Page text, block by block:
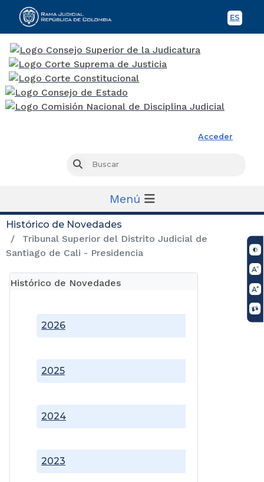
ES
Acceder
Buscar
Menú
Histórico de Novedades
Tribunal Superior del Distrito Judicial de
Santiago de Cali - Presidencia
Histórico de Novedades
2023
2024
2025
2026